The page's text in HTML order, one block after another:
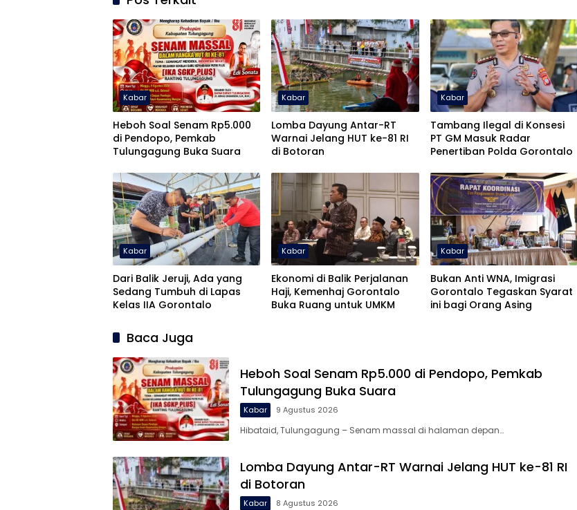
Kabar
Heboh Soal Senam Rp5.000
di Pendopo, Pemkab
Tulungagung Buka Suara
Kabar
Lomba Dayung Antar-RT
Warnai Jelang HUT ke-81 RI
di Botoran
Kabar
Tambang Ilegal di Konsesi
PT GM Masuk Radar
Penertiban Polda Gorontalo
Kabar
Dari Balik Jeruji, Ada yang
Sedang Tumbuh di Lapas
Kelas IIA Gorontalo
Kabar
Ekonomi di Balik Perjalanan
Haji, Kemenhaj Gorontalo
Buka Ruang untuk UMKM
Kabar
Bukan Anti WNA, Imigrasi
Gorontalo Tegaskan Syarat
ini bagi Orang Asing
Baca Juga
Heboh Soal Senam Rp5.000 di Pendopo, Pemkab
Tulungagung Buka Suara
Kabar 9 Agustus 2026
Hibataid, Tulungagung – Senam massal di halaman depan…
Lomba Dayung Antar-RT Warnai Jelang HUT ke-81 RI
di Botoran
Kabar 8 Agustus 2026